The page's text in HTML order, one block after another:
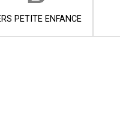
PETITE ENFANCE